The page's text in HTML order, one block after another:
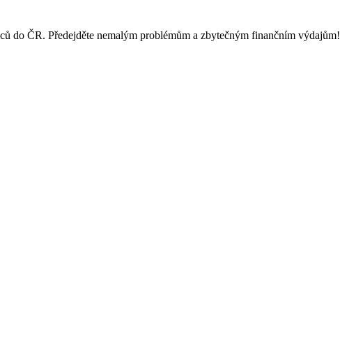
do ČR. Předejděte nemalým problémům a zbytečným finančním výdajům!